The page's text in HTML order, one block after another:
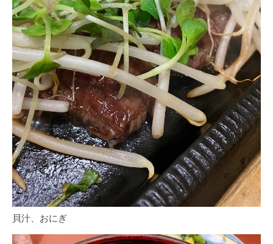
貝汁、おにぎ